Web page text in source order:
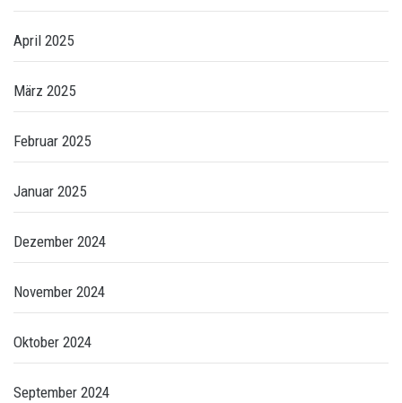
April 2025
März 2025
Februar 2025
Januar 2025
Dezember 2024
November 2024
Oktober 2024
September 2024